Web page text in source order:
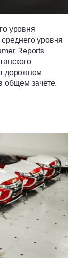
уровня
уровня
Reports
дорожном
общем зачете.